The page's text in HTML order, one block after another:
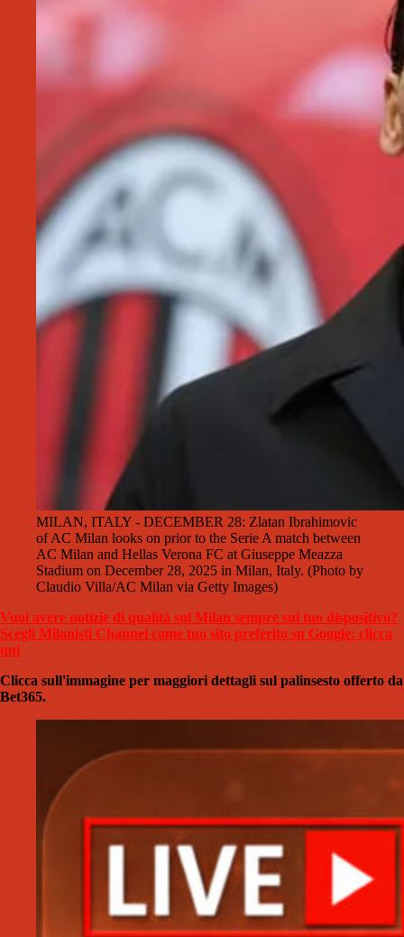
MILAN, ITALY - DECEMBER 28: Zlatan Ibrahimovic
of AC Milan looks on prior to the Serie A match between
AC Milan and Hellas Verona FC at Giuseppe Meazza
Stadium on December 28, 2025 in Milan, Italy. (Photo by
Claudio Villa/AC Milan via Getty Images)
Vuoi avere notizie di qualità sul Milan sempre sul tuo dispositivo?
Scegli Milanisti Channel come tuo sito preferito su Google: clicca
qui
Clicca sull'immagine per maggiori dettagli sul palinsesto offerto da
Bet365.